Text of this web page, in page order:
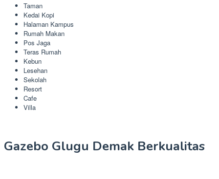
Taman
Kedai Kopi
Halaman Kampus
Rumah Makan
Pos Jaga
Teras Rumah
Kebun
Lesehan
Sekolah
Resort
Cafe
Villa
Gazebo Glugu Demak Berkualitas